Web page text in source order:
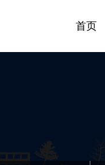
首页